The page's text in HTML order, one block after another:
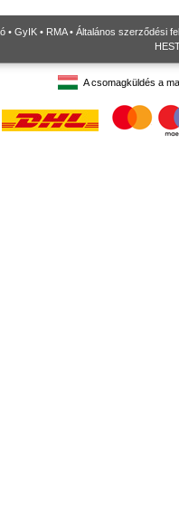
• GyIK • RMA• Általános szerződési
A csomagküldés a